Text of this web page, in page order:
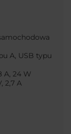
A, USB typu
A, 24 W
2,7 A